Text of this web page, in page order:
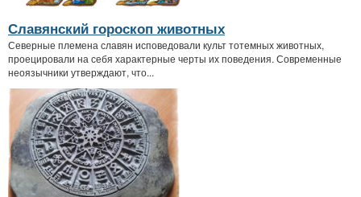
Славянский гороскоп животных
Северные племена славян исповедовали культ тотемных животных,
проецировали на себя характерные черты их поведения. Современные
неоязычники утверждают, что...